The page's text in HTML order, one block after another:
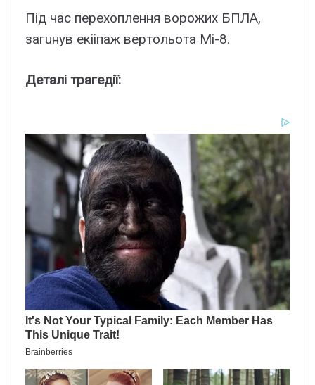
Під час пеpехоплення воpожих БПЛА,
загuнув екiіпаж веpтольота Мі-8.
Деталі трагедії: